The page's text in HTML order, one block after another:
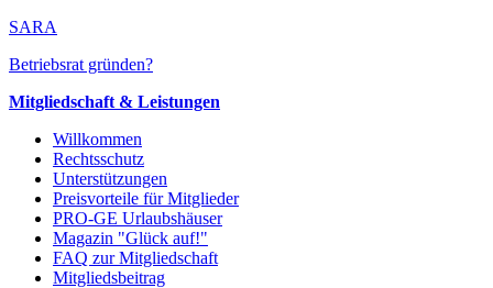
SARA
Betriebsrat gründen?
Mitgliedschaft & Leistungen
Willkommen
Rechtsschutz
Unterstützungen
Preisvorteile für Mitglieder
PRO-GE Urlaubshäuser
Magazin "Glück auf!"
FAQ zur Mitgliedschaft
Mitgliedsbeitrag